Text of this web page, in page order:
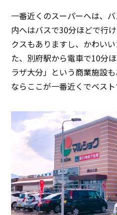
一番近くのスーパーへは、
内へはバスで30分ほどで行
クスもありますし、かわい
た、別府駅から電車で10分
ラザ大分」という商業施設
ならここが一番近くでベスト